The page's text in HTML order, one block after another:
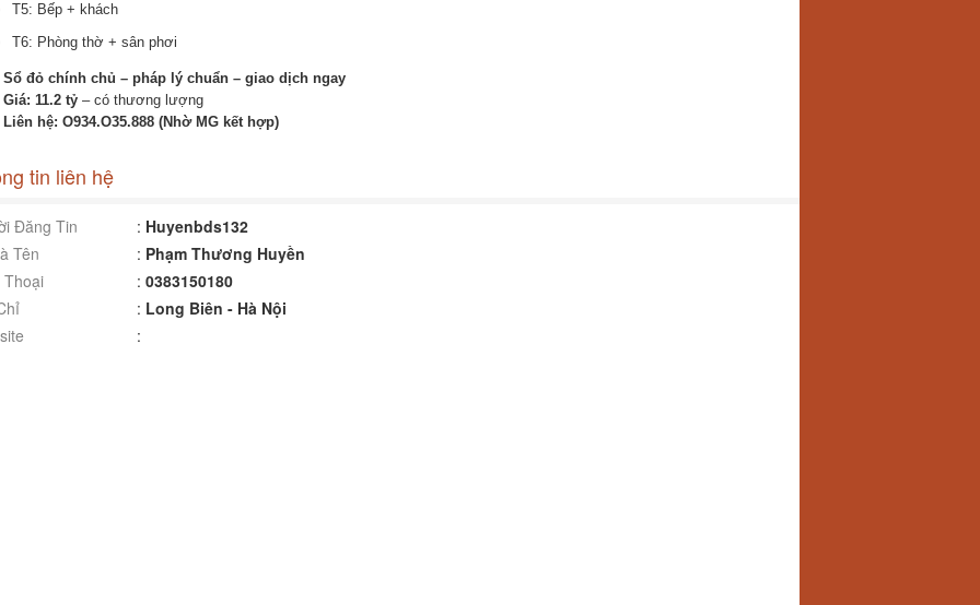
T5: Bếp + khách
T6: Phòng thờ + sân phơi
Sổ đỏ chính chủ – pháp lý chuẩn – giao dịch ngay
Giá: 11.2 tỷ– có thương lượng
Liên hệ: O934.O35.888 (Nhờ MG kết hợp)
tin liên hệ
Đăng Tin : Huyenbds132
Tên
: Phạm Thương Huyền
: 0383150180
: Long Biên - Hà Nội
: